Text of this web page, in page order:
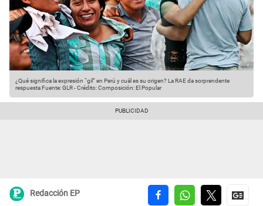
¿Qué significa la expresión “gil” en Perú y cuál es su origen? La RAE da sorprendente
respuestaFuente: GLR-Crédito: Composición: El Popular
Redacción EP